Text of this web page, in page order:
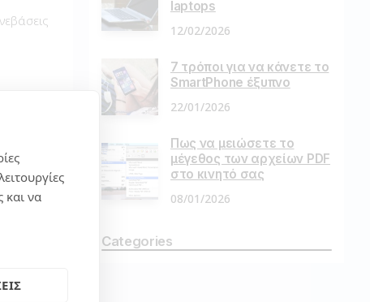
laptops
12/02/2026
7 τρόποι για να κάνετε το
SmartPhone έξυπνο
22/01/2026
Πως να μειώσετε το
μέγεθος των αρχείων PDF
στο κινητό σας
08/01/2026
Categories
και να